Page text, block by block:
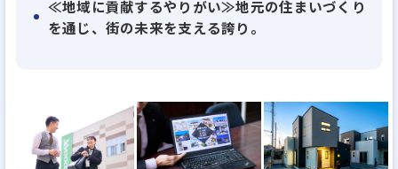
≪地域に貢献するやりがい≫地元の住まいづくり
を通じ、街の未来を支える誇り。